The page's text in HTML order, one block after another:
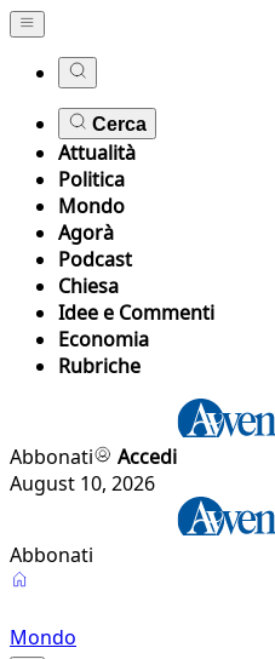
Cerca
Attualità
Politica
Mondo
Agorà
Podcast
Chiesa
Idee e Commenti
Economia
Rubriche
Abbonati
Accedi
August 10, 2026
Abbonati
Mondo